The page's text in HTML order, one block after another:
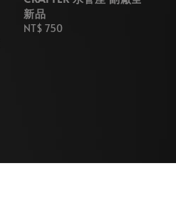
新品
Regular
NT$ 750